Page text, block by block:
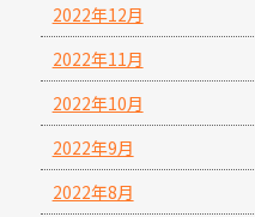
2022年12月
2022年11月
2022年10月
2022年9月
2022年8月